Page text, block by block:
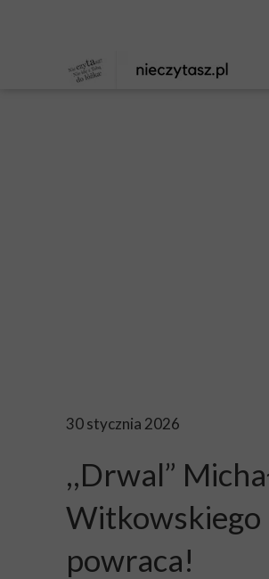
30 stycznia 2026
,,Drwal”
Witkowskiego
powraca!